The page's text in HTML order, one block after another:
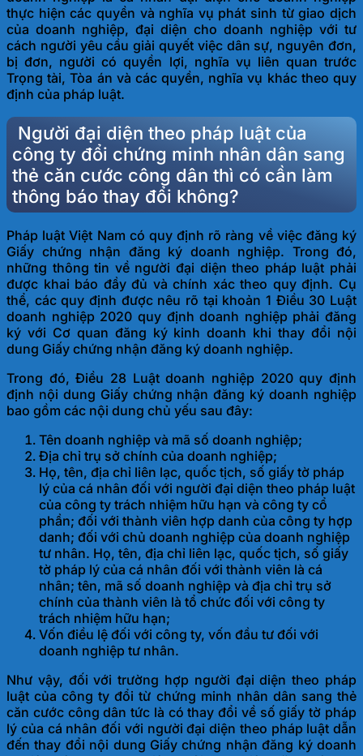
thực hiện các quyền và nghĩa vụ phát sinh từ giao dịch
của doanh nghiệp, đại diện cho doanh nghiệp với tư
cách người yêu cầu giải quyết việc dân sự, nguyên đơn,
bị đơn, người có quyền lợi, nghĩa vụ liên quan trước
Trọng tài, Tòa án và các quyền, nghĩa vụ khác theo quy
định của pháp luật.
Người đại diện theo pháp luật của
công ty đổi chứng minh nhân dân sang
thẻ căn cước công dân thì có cần làm
thông báo thay đổi không?
Pháp luật Việt Nam có quy định rõ ràng về việc đăng ký
Giấy chứng nhận đăng ký doanh nghiệp. Trong đó,
những thông tin về người đại diện theo pháp luật phải
được khai báo đầy đủ và chính xác theo quy định. Cụ
thể, các quy định được nêu rõ tại khoản 1 Điều 30 Luật
doanh nghiệp 2020 quy định doanh nghiệp phải đăng
ký với Cơ quan đăng ký kinh doanh khi thay đổi nội
dung Giấy chứng nhận đăng ký doanh nghiệp.
Trong đó, Điều 28 Luật doanh nghiệp 2020 quy định
định nội dung Giấy chứng nhận đăng ký doanh nghiệp
bao gồm các nội dung chủ yếu sau đây:
Tên doanh nghiệp và mã số doanh nghiệp;
Địa chỉ trụ sở chính của doanh nghiệp;
Họ, tên, địa chỉ liên lạc, quốc tịch, số giấy tờ pháp
lý của cá nhân đối với người đại diện theo pháp luật
của công ty trách nhiệm hữu hạn và công ty cổ
phần; đối với thành viên hợp danh của công ty hợp
danh; đối với chủ doanh nghiệp của doanh nghiệp
tư nhân. Họ, tên, địa chỉ liên lạc, quốc tịch, số giấy
tờ pháp lý của cá nhân đối với thành viên là cá
nhân; tên, mã số doanh nghiệp và địa chỉ trụ sở
chính của thành viên là tổ chức đối với công ty
trách nhiệm hữu hạn;
Vốn điều lệ đối với công ty, vốn đầu tư đối với
doanh nghiệp tư nhân.
Như vậy, đối với trường hợp người đại diện theo pháp
luật của công ty đổi từ chứng minh nhân dân sang thẻ
căn cước công dân tức là có thay đổi về số giấy tờ pháp
lý của cá nhân đối với người đại diện theo pháp luật dẫn
đến thay đổi nội dung Giấy chứng nhận đăng ký doanh